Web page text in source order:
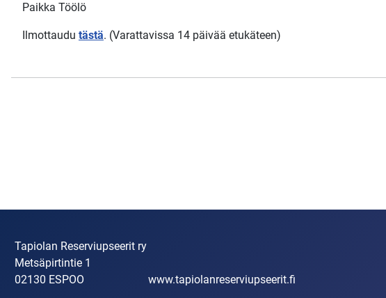
Paikka Töölö
Ilmottaudu tästä. (Varattavissa 14 päivää etukäteen)
Tapiolan Reserviupseerit ry
Metsäpirtintie 1
02130 ESPOO
www.tapiolanreserviupseerit.fi